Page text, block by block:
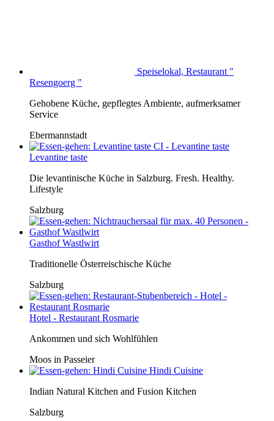
Speiselokal, Restaurant "
Resengoerg "
Gehobene Küche, gepflegtes Ambiente, aufmerksamer
Service
Ebermannstadt
Levantine taste
Die levantinische Küche in Salzburg. Fresh. Healthy.
Lifestyle
Salzburg
Gasthof Wastlwirt
Traditionelle Österreischische Küche
Salzburg
Hotel - Restaurant Rosmarie
Ankommen und sich Wohlfühlen
Moos in Passeier
Hindi Cuisine
Indian Natural Kitchen and Fusion Kitchen
Salzburg